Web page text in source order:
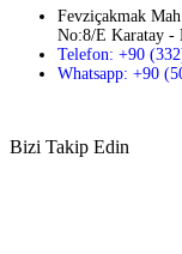
Fevziçakmak
No:8/E Karatay -
Telefon: +90
Whatsapp: +90
Bizi Takip Edin